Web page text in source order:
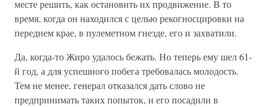
месте решить, как остановить их продвижение. В то
время, когда он находился с целью рекогносцировки на
переднем крае, в пулеметном гнезде, его и захватили.
Да, когда-то Жиро удалось бежать. Но теперь ему шел 61-
й год, а для успешного побега требовалась молодость.
Тем не менее, генерал отказался дать слово не
предпринимать таких попыток, и его посадили в